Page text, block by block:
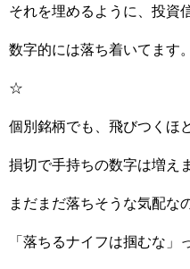
それを埋めるように、投資
数字的には落ち着いてます。
☆
個別銘柄でも、飛びつくほ
損切で手持ちの数字は増え
まだまだ落ちそうな気配な
「落ちるナイフは掴むな」